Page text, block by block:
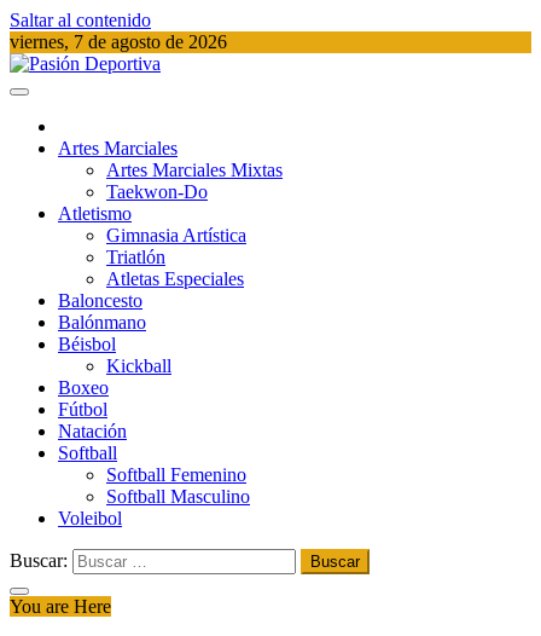
Saltar al contenido
viernes, 7 de agosto de 2026
Artes Marciales
Artes Marciales Mixtas
Taekwon-Do
Atletismo
Gimnasia Artística
Triatlón​
Atletas Especiales
Baloncesto
Balónmano
Béisbol
Kickball​
Boxeo
Fútbol
Natación​
Softball​
Softball​ Femenino
Softball​ Masculino
Voleibol​
Buscar:
You are Here